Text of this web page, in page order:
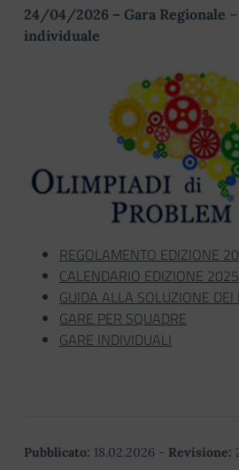
24/04/2026 – Gara Regionale –
individuale
REGOLAMENTO EDIZIONE
CALENDARIO EDIZIONE
GUIDA ALLA SOLUZIONE
GARE PER SQUADRE
GARE INDIVIDUALI
Pubblicato: 18.02.2026 - Revisione: